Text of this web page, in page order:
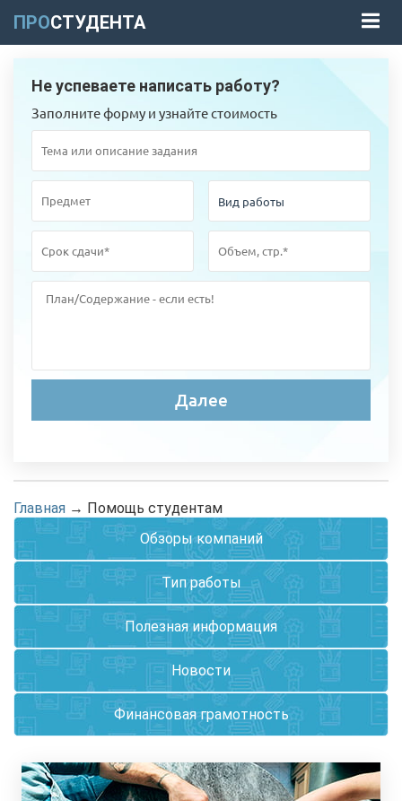
ПРОСТУДЕНТА
Не успеваете написать работу?
Заполните форму и узнайте стоимость
Главная → Помощь студентам
Обзоры компаний
Тип работы
Полезная информация
Новости
Финансовая грамотность